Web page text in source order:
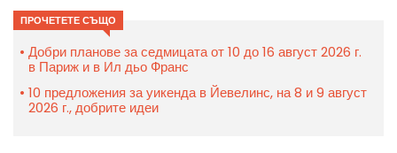
ПРОЧЕТЕТЕ СЪЩО
Добри планове за седмицата от 10 до 16 август 2026 г.
в Париж и в Ил дьо Франс
10 предложения за уикенда в Йевелинс, на 8 и 9 август
2026 г., добрите идеи